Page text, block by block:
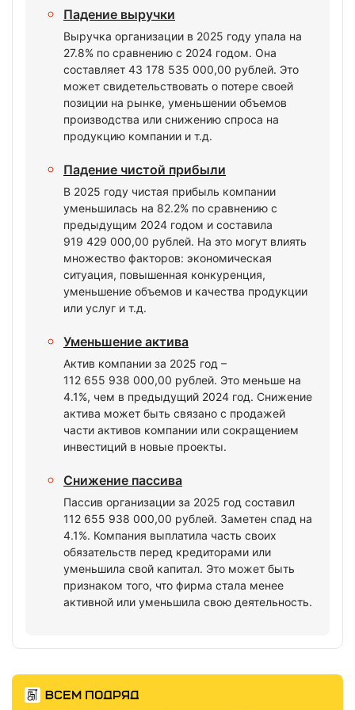
Падение выручки
Выручка организации в 2025 году упала на
27.8% по сравнению с 2024 годом. Она
составляет 43 178 535 000,00 рублей. Это
может свидетельствовать о потере своей
позиции на рынке, уменьшении объемов
производства или снижению спроса на
продукцию компании и т.д.
Падение чистой прибыли
В 2025 году чистая прибыль компании
уменьшилась на 82.2% по сравнению с
предыдущим 2024 годом и составила
919 429 000,00 рублей. На это могут влиять
множество факторов: экономическая
ситуация, повышенная конкуренция,
уменьшение объемов и качества продукции
или услуг и т.д.
Уменьшение актива
Актив компании за 2025 год –
112 655 938 000,00 рублей. Это меньше на
4.1%, чем в предыдущий 2024 год. Снижение
актива может быть связано с продажей
части активов компании или сокращением
инвестиций в новые проекты.
Снижение пассива
Пассив организации за 2025 год составил
112 655 938 000,00 рублей. Заметен спад на
4.1%. Компания выплатила часть своих
обязательств перед кредиторами или
уменьшила свой капитал. Это может быть
признаком того, что фирма стала менее
активной или уменьшила свою деятельность.